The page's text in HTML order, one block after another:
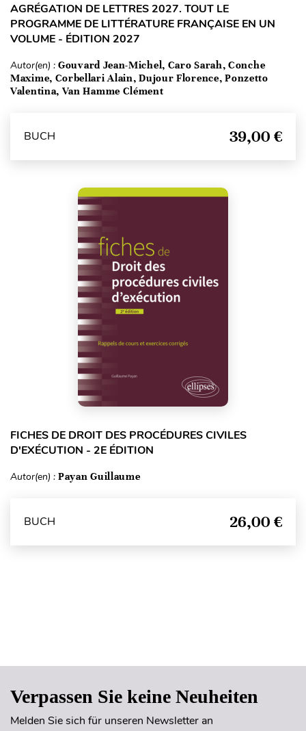
AGRÉGATION DE LETTRES 2027. TOUT LE
PROGRAMME DE LITTÉRATURE FRANÇAISE EN UN
VOLUME - ÉDITION 2027
Autor(en) : Gouvard Jean-Michel, Caro Sarah, Conche
Maxime, Corbellari Alain, Dujour Florence, Ponzetto
Valentina, Van Hamme Clément
BUCH 39,00 €
FICHES DE DROIT DES PROCÉDURES CIVILES
D'EXÉCUTION - 2E ÉDITION
Autor(en) : Payan Guillaume
BUCH 26,00 €
Verpassen Sie keine Neuheiten
Melden Sie sich für unseren Newsletter an